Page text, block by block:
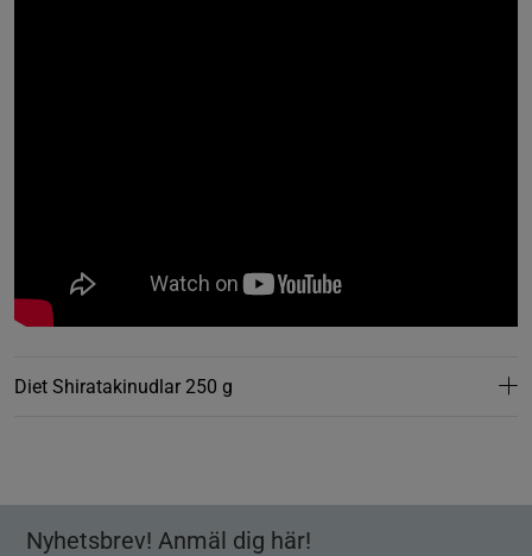
Diet Shiratakinudlar 250 g
Nyhetsbrev! Anmäl dig här!